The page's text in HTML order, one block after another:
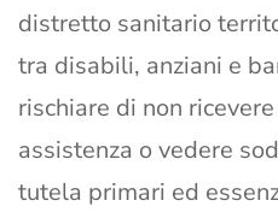
distretto sanitario
tra disabili, anziani e
rischiare di non
assistenza o vedere
tutela primari ed